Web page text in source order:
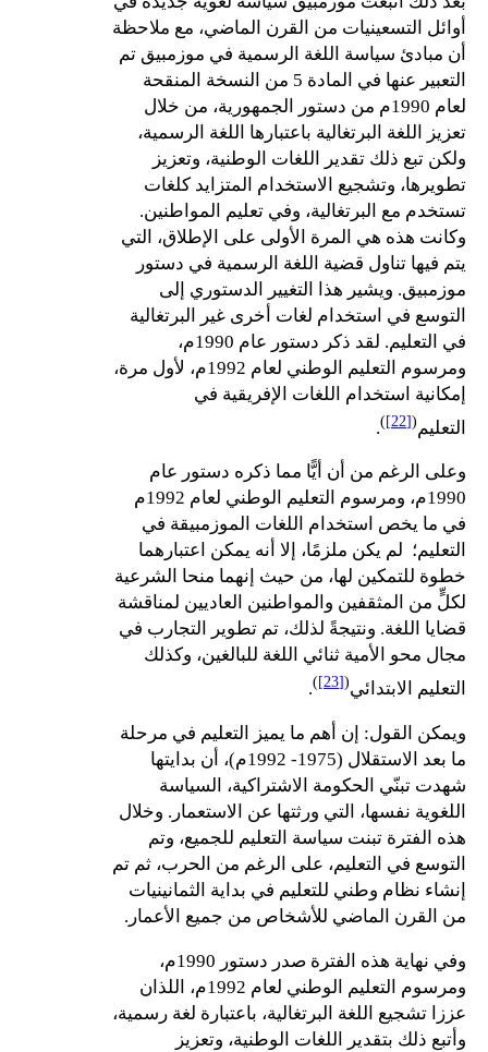
أوائل التسعينيات من القرن الماضي، مع ملاحظة
أن مبادئ سياسة اللغة الرسمية في موزمبيق تم
التعبير عنها في المادة 5 من النسخة المنقحة
لعام 1990م من دستور الجمهورية، من خلال
تعزيز اللغة البرتغالية باعتبارها اللغة الرسمية،
ولكن تبع ذلك تقدير اللغات الوطنية، وتعزيز
تطويرها، وتشجيع الاستخدام المتزايد كلغات
تستخدم مع البرتغالية، وفي تعليم المواطنين.
وكانت هذه هي المرة الأولى على الإطلاق، التي
يتم فيها تناول قضية اللغة الرسمية في دستور
موزمبيق. ويشير هذا التغيير الدستوري إلى
التوسع في استخدام لغات أخرى غير البرتغالية
في التعليم. لقد ذكر دستور عام 1990م،
ومرسوم التعليم الوطني لعام 1992م، لأول مرة،
إمكانية استخدام اللغات الإفريقية في
التعليم(
[22]
)
.
وعلى الرغم من أن أيًّا مما ذكره دستور عام
1990م، ومرسوم التعليم الوطني لعام 1992م
في ما يخص استخدام اللغات الموزمبيقة في
التعليم؛ لم يكن ملزمًا، إلا أنه يمكن اعتبارهما
خطوة للتمكين لها، من حيث إنهما منحا الشرعية
لكلٍّ من المثقفين والمواطنين العاديين لمناقشة
قضايا اللغة. ونتيجةً لذلك، تم تطوير التجارب في
مجال محو الأمية ثنائي اللغة للبالغين، وكذلك
التعليم الابتدائي(
[23]
)
.
ويمكن القول: إن أهم ما يميز التعليم في مرحلة
ما بعد الاستقلال (1975- 1992م)، أن بدايتها
شهدت تبنّي الحكومة الاشتراكية، السياسة
اللغوية نفسها، التي ورثتها عن الاستعمار. وخلال
هذه الفترة تبنت سياسة التعليم للجميع، وتم
التوسع في التعليم، على الرغم من الحرب، ثم تم
إنشاء نظام وطني للتعليم في بداية الثمانينيات
من القرن الماضي للأشخاص من جميع الأعمار.
وفي نهاية هذه الفترة صدر دستور 1990م،
ومرسوم التعليم الوطني لعام 1992م، اللذان
عززا تشجيع اللغة البرتغالية، باعتبارة لغة رسمية،
وأتبع ذلك بتقدير اللغات الوطنية، وتعزيز